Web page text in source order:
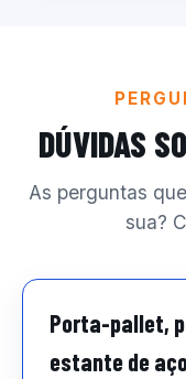
DÚVIDAS
As perguntas
sua?
Porta-pallet,
estante de